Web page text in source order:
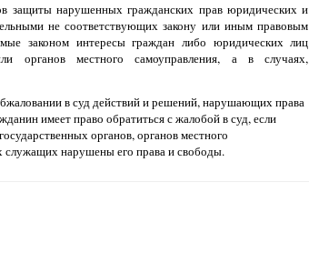
защиты нарушенных гражданских прав юридических и
не соответствующих закону или иным правовым
законом интересы граждан либо юридических лиц
органов местного самоуправления, а в случаях,
в суд действий и решений, нарушающих права
имеет право обратиться с жалобой в суд, если
органов, органов местного
служащих нарушены его права и свободы.